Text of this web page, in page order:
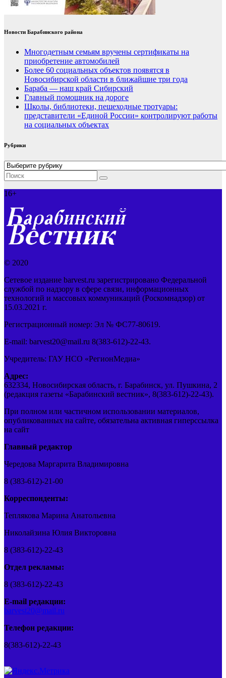
Новости Барабинского района
Многодетным семьям вручены сертификаты на
приобретение автомобилей
Более 60 социальных объектов появятся в
Новосибирской области в ближайшие три года
Бараба — наш край Сибирский
Главный помощник на дороге
Школы, библиотеки, пешеходные тротуары:
представители «Единой России» контролируют работы
на социальных объектах
Рубрики
Рубрики
16+
© 2020
Сетевое издание barvest.ru зарегистрировано Федеральной
службой по надзору в сфере связи, информационных
технологий и массовых коммуникаций (Роскомнадзор) от
15.03.2021 г.
Регистрационный номер: Эл № ФС77-80619.
E-mail: barvest20@mail.ru 8(383-612)-22-43.
Учредитель: ГАУ НСО «РегионМедиа»
Адрес:
632334, Новосибирская область, г. Барабинск, ул. Пушкина, 2
(редакция газеты «Барабинский вестник», 8(383-612)-22-43).
При полном или частичном использовании материалов,
опубликованных на сайте, обязательна активная гиперссылка
на сайт
Главный редактор
Чередова Маргарита Владимировна
8 (383-612)-21-00
Корреспонденты:
Теплякова Марина Анатольевна
Николайзина Юлия Викторовна
8 (383-612)-22-43
Отдел рекламы:
8 (383-612)-22-43
E-mail редакции:
barvest20@mail.ru
Телефон редакции:
8(383-612)-22-43